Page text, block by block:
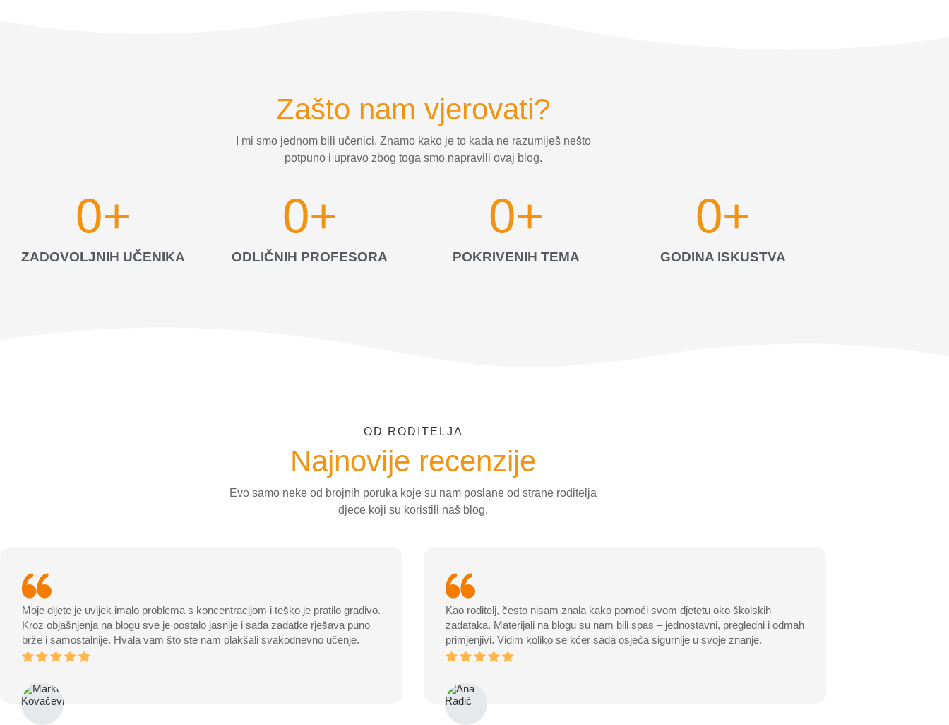
Zašto nam vjerovati?
I mi smo jednom bili učenici. Znamo kako je to kada ne razumiješ nešto
potpuno i upravo zbog toga smo napravili ovaj blog.
ZADOVOLJNIH UČENIKA
0+
ODLIČNIH PROFESORA
0+
POKRIVENIH TEMA
0+
GODINA ISKUSTVA
0+
OD RODITELJA
Najnovije recenzije
Evo samo neke od brojnih poruka koje su nam poslane od strane roditelja
djece koji su koristili naš blog.
Moje dijete je uvijek imalo problema s koncentracijom i teško je pratilo gradivo.
Kroz objašnjenja na blogu sve je postalo jasnije i sada zadatke rješava puno
brže i samostalnije. Hvala vam što ste nam olakšali svakodnevno učenje.
Kao roditelj, često nisam znala kako pomoći svom djetetu oko školskih
zadataka. Materijali na blogu su nam bili spas – jednostavni, pregledni i odmah
primjenjivi. Vidim koliko se kćer sada osjeća sigurnije u svoje znanje.